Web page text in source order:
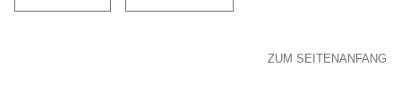
ZUM SEITENANFANG